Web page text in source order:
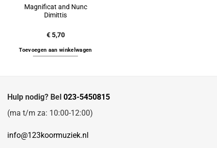
Magnificat and Nunc
Dimittis
€5,70
Toevoegen aan winkelwagen
Hulp nodig? Bel 023-5450815
(ma t/m za: 10:00-12:00)
info@123koormuziek.nl